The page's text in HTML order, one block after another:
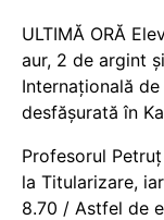
ULTIMĂ ORĂ
aur, 2 de argint
Internațională
desfășurată în
Profesorul
la Titularizare,
8.70 / Astfel de